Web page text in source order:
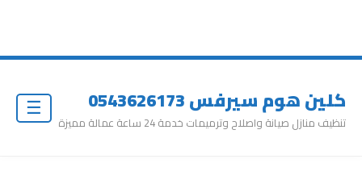
كلين هوم سيرفس 0543626173
تنظيف منازل صيانة واصلاح وترميمات خدمة 24 ساعة عمالة مميزة